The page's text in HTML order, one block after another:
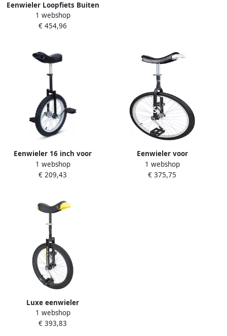
Eenwieler Loopfiets Buiten
Sport Antislip banden 18
inch Zwart
1 webshop
€ 454,96
Eenwieler 16 inch voor
kinderen en volwassenen in
hoogte verstelbare
1 webshop
€ 209,43
Eenwieler voor
volwassenen uniseks zwart
Perfect voor beginners
1 webshop
€ 375,75
Luxe eenwieler
1 webshop
€ 393,83